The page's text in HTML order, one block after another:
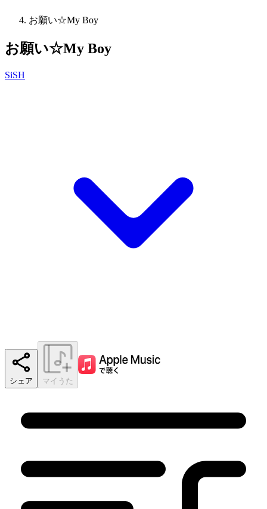
お願い☆My Boy
お願い☆My Boy
SiSH
シェア マイうた